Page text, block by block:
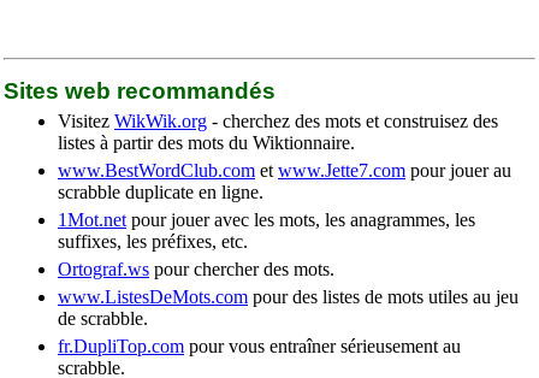
Sites web recommandés
Visitez WikWik.org - cherchez des mots et construisez des
listes à partir des mots du Wiktionnaire.
www.BestWordClub.com et www.Jette7.com pour jouer au
scrabble duplicate en ligne.
1Mot.net pour jouer avec les mots, les anagrammes, les
suffixes, les préfixes, etc.
Ortograf.ws pour chercher des mots.
www.ListesDeMots.com pour des listes de mots utiles au jeu
de scrabble.
fr.DupliTop.com pour vous entraîner sérieusement au
scrabble.